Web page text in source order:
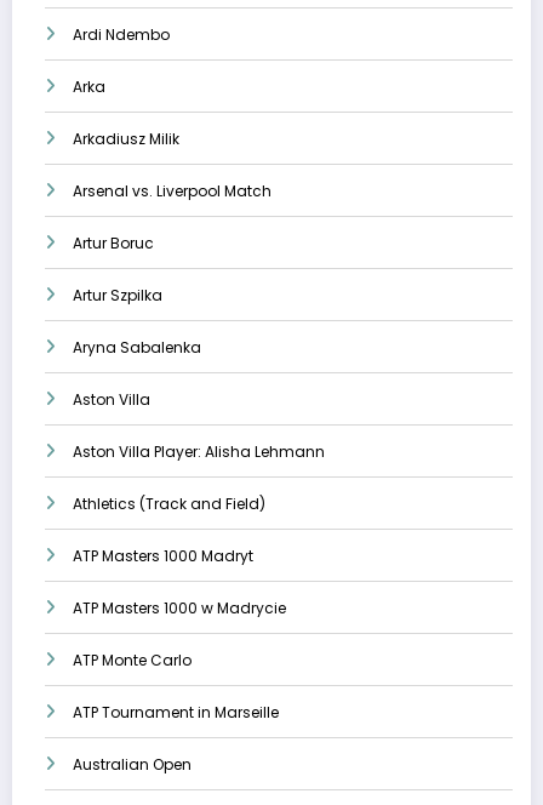
Ardi Ndembo
Arka
Arkadiusz Milik
Arsenal vs. Liverpool Match
Artur Boruc
Artur Szpilka
Aryna Sabalenka
Aston Villa
Aston Villa Player: Alisha Lehmann
Athletics (Track and Field)
ATP Masters 1000 Madryt
ATP Masters 1000 w Madrycie
ATP Monte Carlo
ATP Tournament in Marseille
Australian Open